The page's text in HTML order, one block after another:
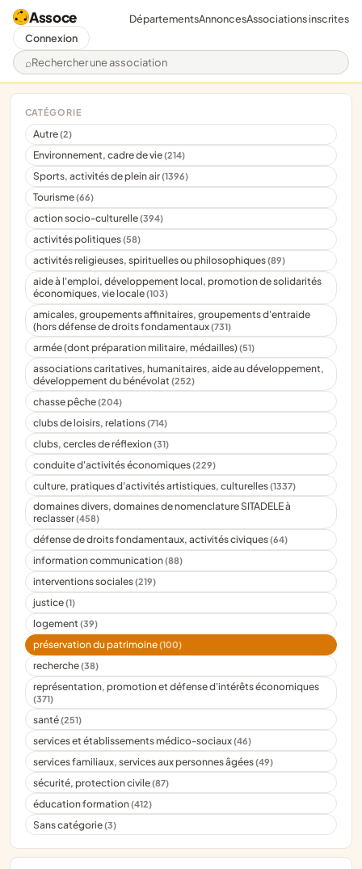
Assoce
Rechercher une association
DépartementsAnnoncesAssociations inscrites
Connexion
CATÉGORIE
Autre(2)
Environnement, cadre de vie(214)
Sports, activités de plein air(1396)
Tourisme(66)
action socio-culturelle(394)
activités politiques(58)
activités religieuses, spirituelles ou philosophiques(89)
aide à l'emploi, développement local, promotion de solidarités
économiques, vie locale(103)
amicales, groupements affinitaires, groupements d'entraide
(hors défense de droits fondamentaux(731)
armée (dont préparation militaire, médailles)(51)
associations caritatives, humanitaires, aide au développement,
développement du bénévolat(252)
chasse pêche(204)
clubs de loisirs, relations(714)
clubs, cercles de réflexion(31)
conduite d'activités économiques(229)
culture, pratiques d'activités artistiques, culturelles(1337)
domaines divers, domaines de nomenclature SITADELE à
reclasser(458)
défense de droits fondamentaux, activités civiques(64)
information communication(88)
interventions sociales(219)
justice(1)
logement(39)
préservation du patrimoine(100)
recherche(38)
représentation, promotion et défense d'intérêts économiques
(371)
santé(251)
services et établissements médico-sociaux(46)
services familiaux, services aux personnes âgées(49)
sécurité, protection civile(87)
éducation formation(412)
Sans catégorie(3)